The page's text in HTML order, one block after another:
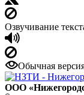
Озвучивание
Обычная
ООО